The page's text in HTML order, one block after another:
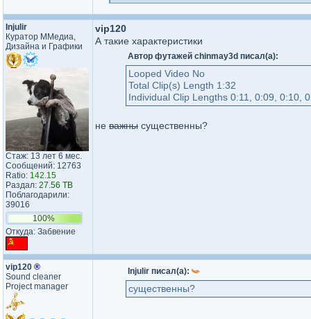
Injulir
Куратор ММедиа,
Дизайна и Графики
Стаж: 13 лет 6 мес.
Сообщений: 12763
Ratio: 142.15
Раздал: 27.56 TB
Поблагодарили:
39016
100%
Откуда: Забвение
vip120
А такие характеристики
Автор футажей chinmay3d писал(а):
Looped Video No
Total Clip(s) Length 1:32
Individual Clip Lengths 0:11, 0:09, 0:10,
не важны существенны?
vip120 ®
Sound cleaner
Project manager
Injulir писал(а):
существенны?